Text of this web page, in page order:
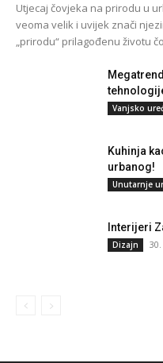
Utjecaj čovjeka na prirodu u
veoma velik i uvijek znači
„prirodu“ prilagođenu životu
Vanjsko
Kuhinja
urbanog!
Unutarnje
Interijeri
Dizajn